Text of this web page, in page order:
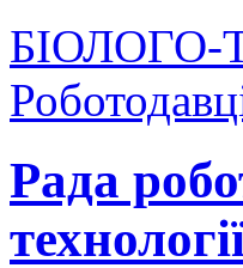
Рада